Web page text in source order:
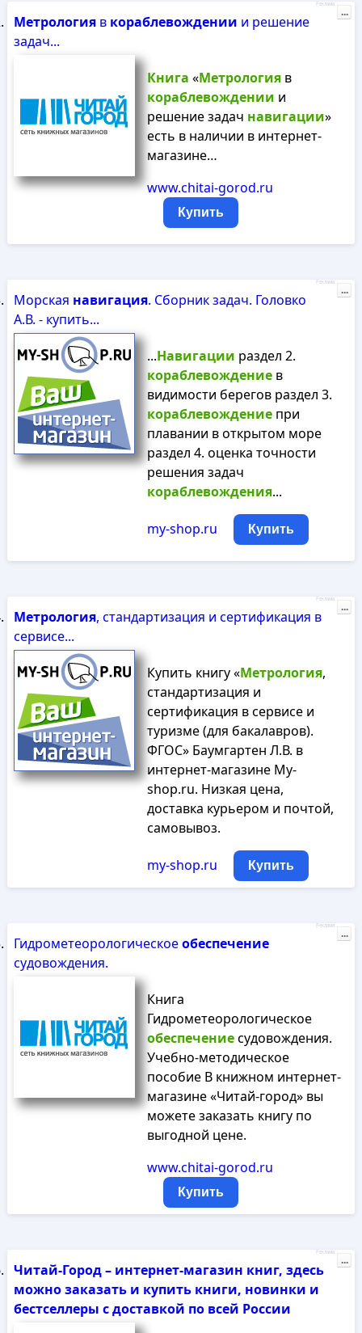
Метрологияв кораблевождении и решение
задач...
Книга «Метрологияв
кораблевождении и
решение задач навигации»
есть в наличии в интернет-
магазине…
www.chitai-gorod.ru
Купить
Реклама
...
Морская навигация. Сборник задач. Головко
А.В. - купить...
...Навигации раздел 2.
кораблевождениев
видимости берегов раздел 3.
кораблевождениепри
плавании в открытом море
раздел 4. оценка точности
решения задач
кораблевождения...
my-shop.ru Купить
Реклама
...
Метрология, стандартизация и сертификация в
сервисе...
Купить книгу «Метрология,
стандартизация и
сертификация в сервисе и
туризме (для бакалавров).
ФГОС» Баумгартен Л.В. в
интернет-магазине My-
shop.ru. Низкая цена,
доставка курьером и почтой,
самовывоз.
my-shop.ru Купить
Реклама
...
Гидрометеорологическоеобеспечение
судовождения.
Книга
Гидрометеорологическое
обеспечениесудовождения.
Учебно-методическое
пособие В книжном интернет-
магазине «Читай-город» вы
можете заказать книгу по
выгодной цене.
www.chitai-gorod.ru
Купить
Реклама
...
Читай-Город – интернет-магазин книг, здесь
можно заказать и купить книги, новинки и
бестселлеры с доставкой по всей России
Реклама
...